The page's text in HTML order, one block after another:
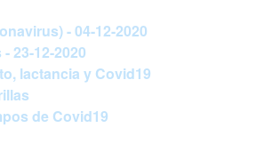
- 04-12-2020
23-12-2020
lactancia y Covid19
de Covid19